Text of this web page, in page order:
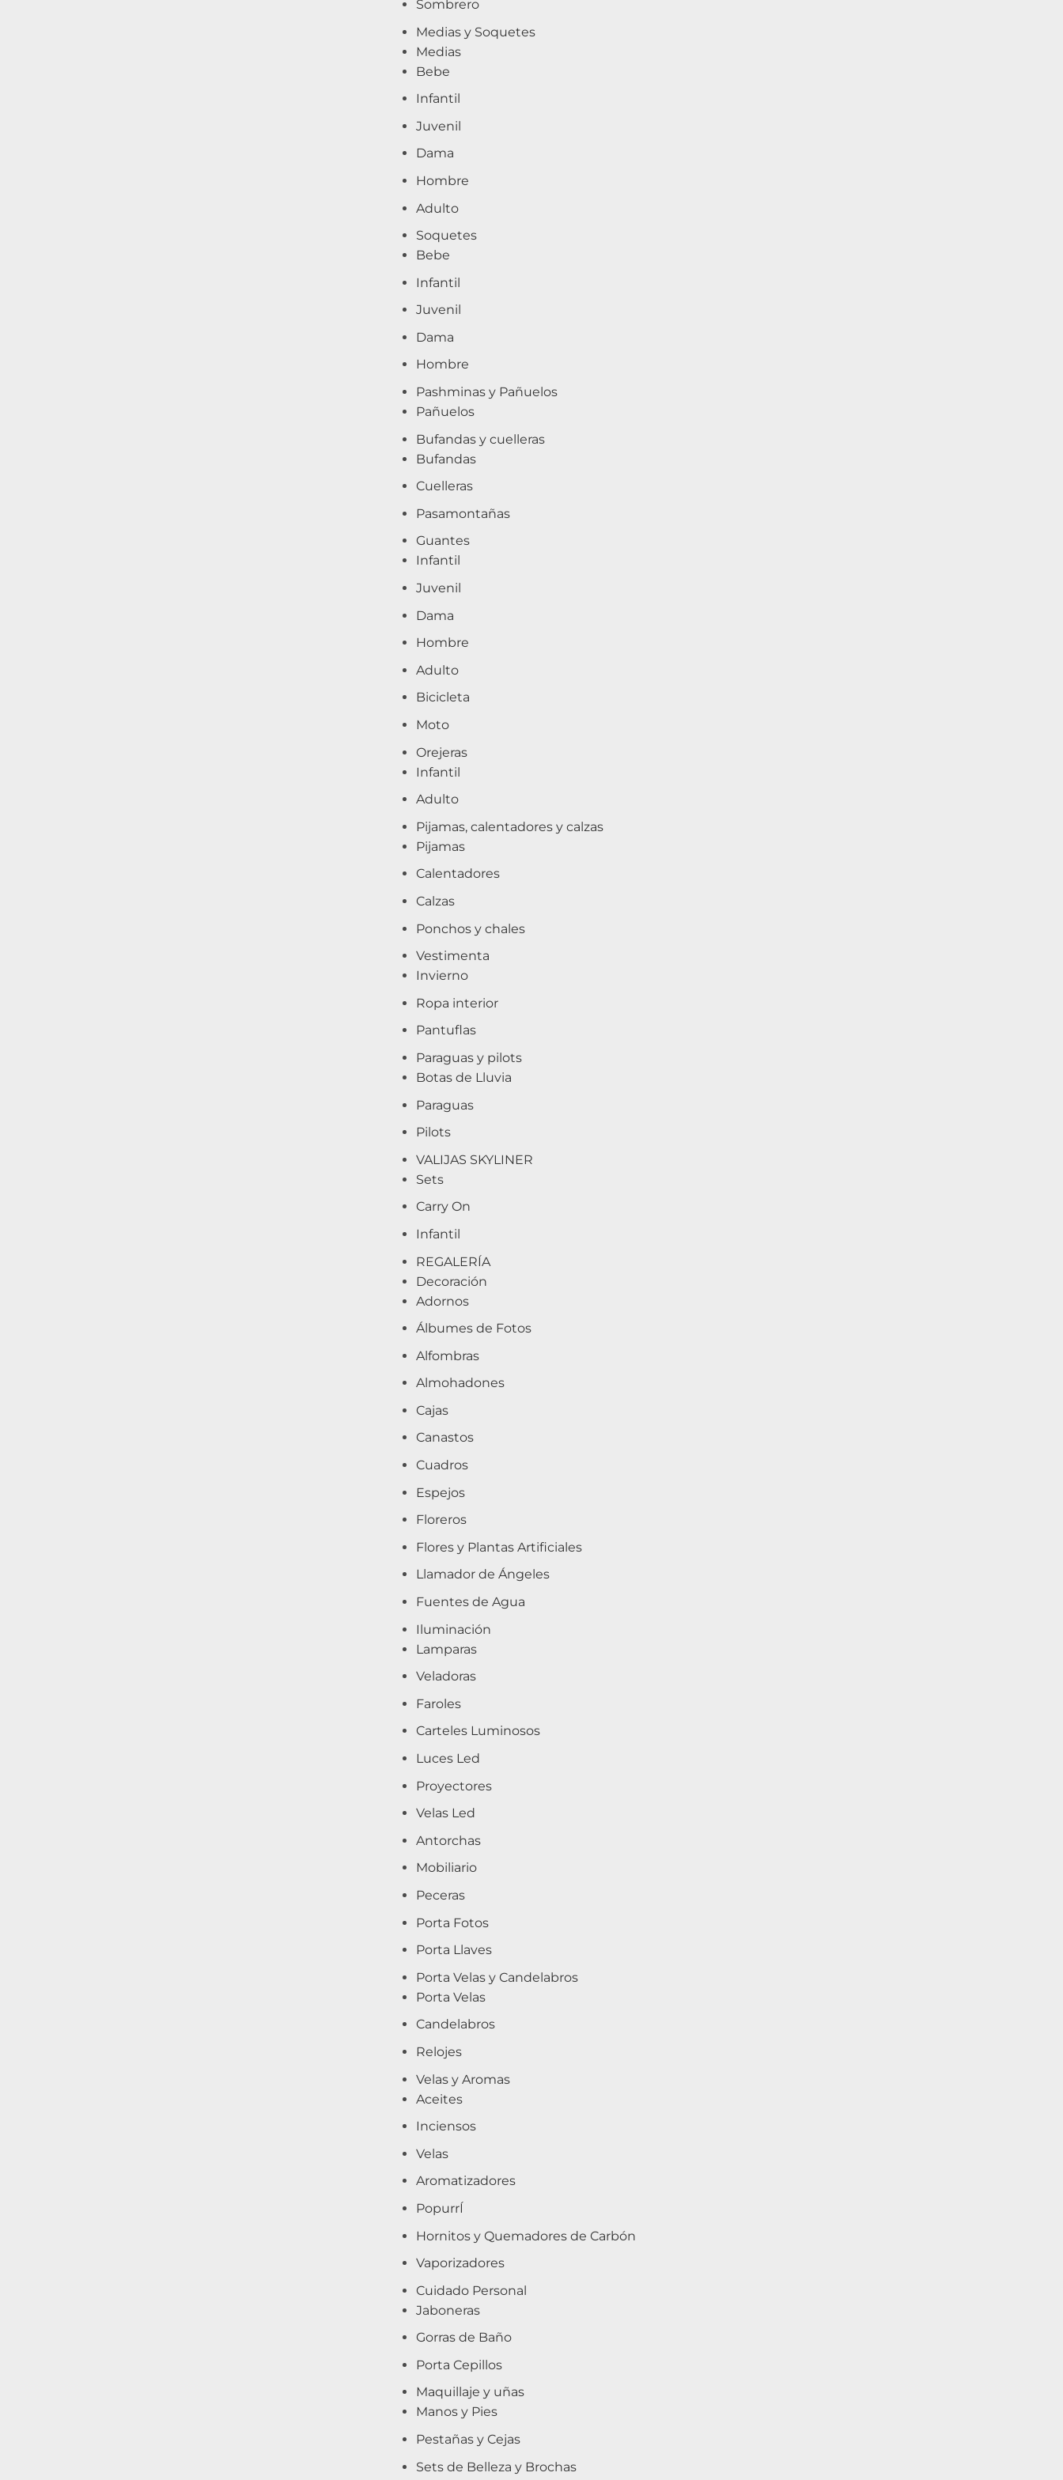
Sombrero
Medias y Soquetes
Medias
Bebe
Infantil
Juvenil
Dama
Hombre
Adulto
Soquetes
Bebe
Infantil
Juvenil
Dama
Hombre
Pashminas y Pañuelos
Pañuelos
Bufandas y cuelleras
Bufandas
Cuelleras
Pasamontañas
Guantes
Infantil
Juvenil
Dama
Hombre
Adulto
Bicicleta
Moto
Orejeras
Infantil
Adulto
Pijamas, calentadores y calzas
Pijamas
Calentadores
Calzas
Ponchos y chales
Vestimenta
Invierno
Ropa interior
Pantuflas
Paraguas y pilots
Botas de Lluvia
Paraguas
Pilots
VALIJAS SKYLINER
Sets
Carry On
Infantil
REGALERÍA
Decoración
Adornos
Álbumes de Fotos
Alfombras
Almohadones
Cajas
Canastos
Cuadros
Espejos
Floreros
Flores y Plantas Artificiales
Llamador de Ángeles
Fuentes de Agua
Iluminación
Lamparas
Veladoras
Faroles
Carteles Luminosos
Luces Led
Proyectores
Velas Led
Antorchas
Mobiliario
Peceras
Porta Fotos
Porta Llaves
Porta Velas y Candelabros
Porta Velas
Candelabros
Relojes
Velas y Aromas
Aceites
Inciensos
Velas
Aromatizadores
PopurrÍ
Hornitos y Quemadores de Carbón
Vaporizadores
Cuidado Personal
Jaboneras
Gorras de Baño
Porta Cepillos
Maquillaje y uñas
Manos y Pies
Pestañas y Cejas
Sets de Belleza y Brochas